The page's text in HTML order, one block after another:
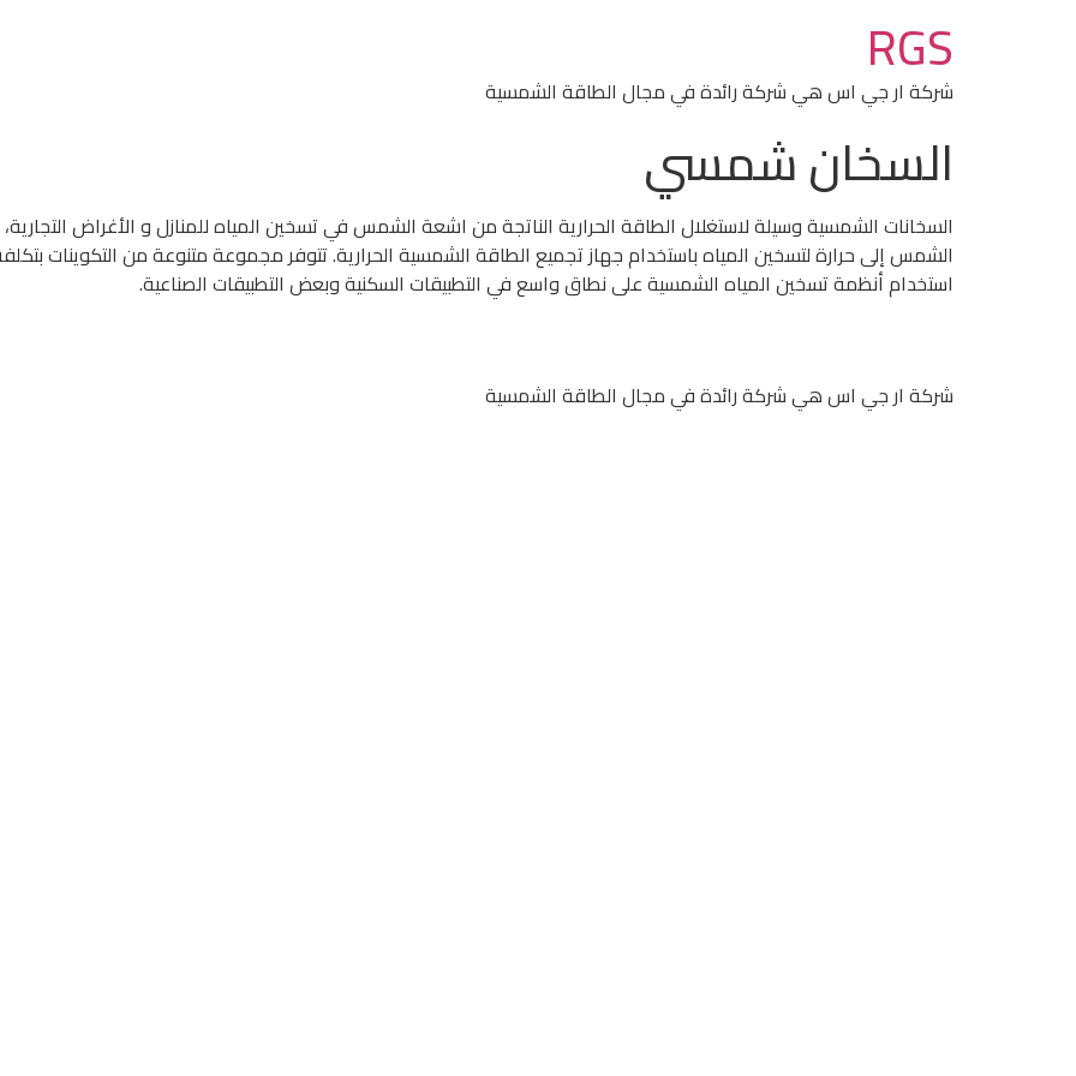
RGS
شركة ار جي اس هي شركة رائدة في مجال الطاقة الشمسية
السخان شمسي
السخانات الشمسية وسيلة لاستغلال الطاقة الحرارية الناتجة من اشعة الشمس في تسخين المياه للمنازل و الأغراض
الشمس إلى حرارة لتسخين المياه باستخدام جهاز تجميع الطاقة الشمسية الحرارية. تتوفر مجموعة متنوعة من التكوينات
استخدام أنظمة تسخين المياه الشمسية على نطاق واسع في التطبيقات السكنية وبعض التطبيقات الصناعية.
شركة ار جي اس هي شركة رائدة في مجال الطاقة الشمسية